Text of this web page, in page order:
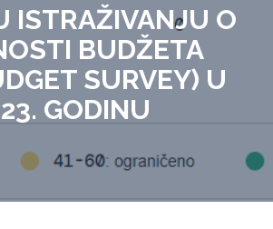
ISTRAŽIVANJU O
BUDŽETA
SURVEY) U
GODINU